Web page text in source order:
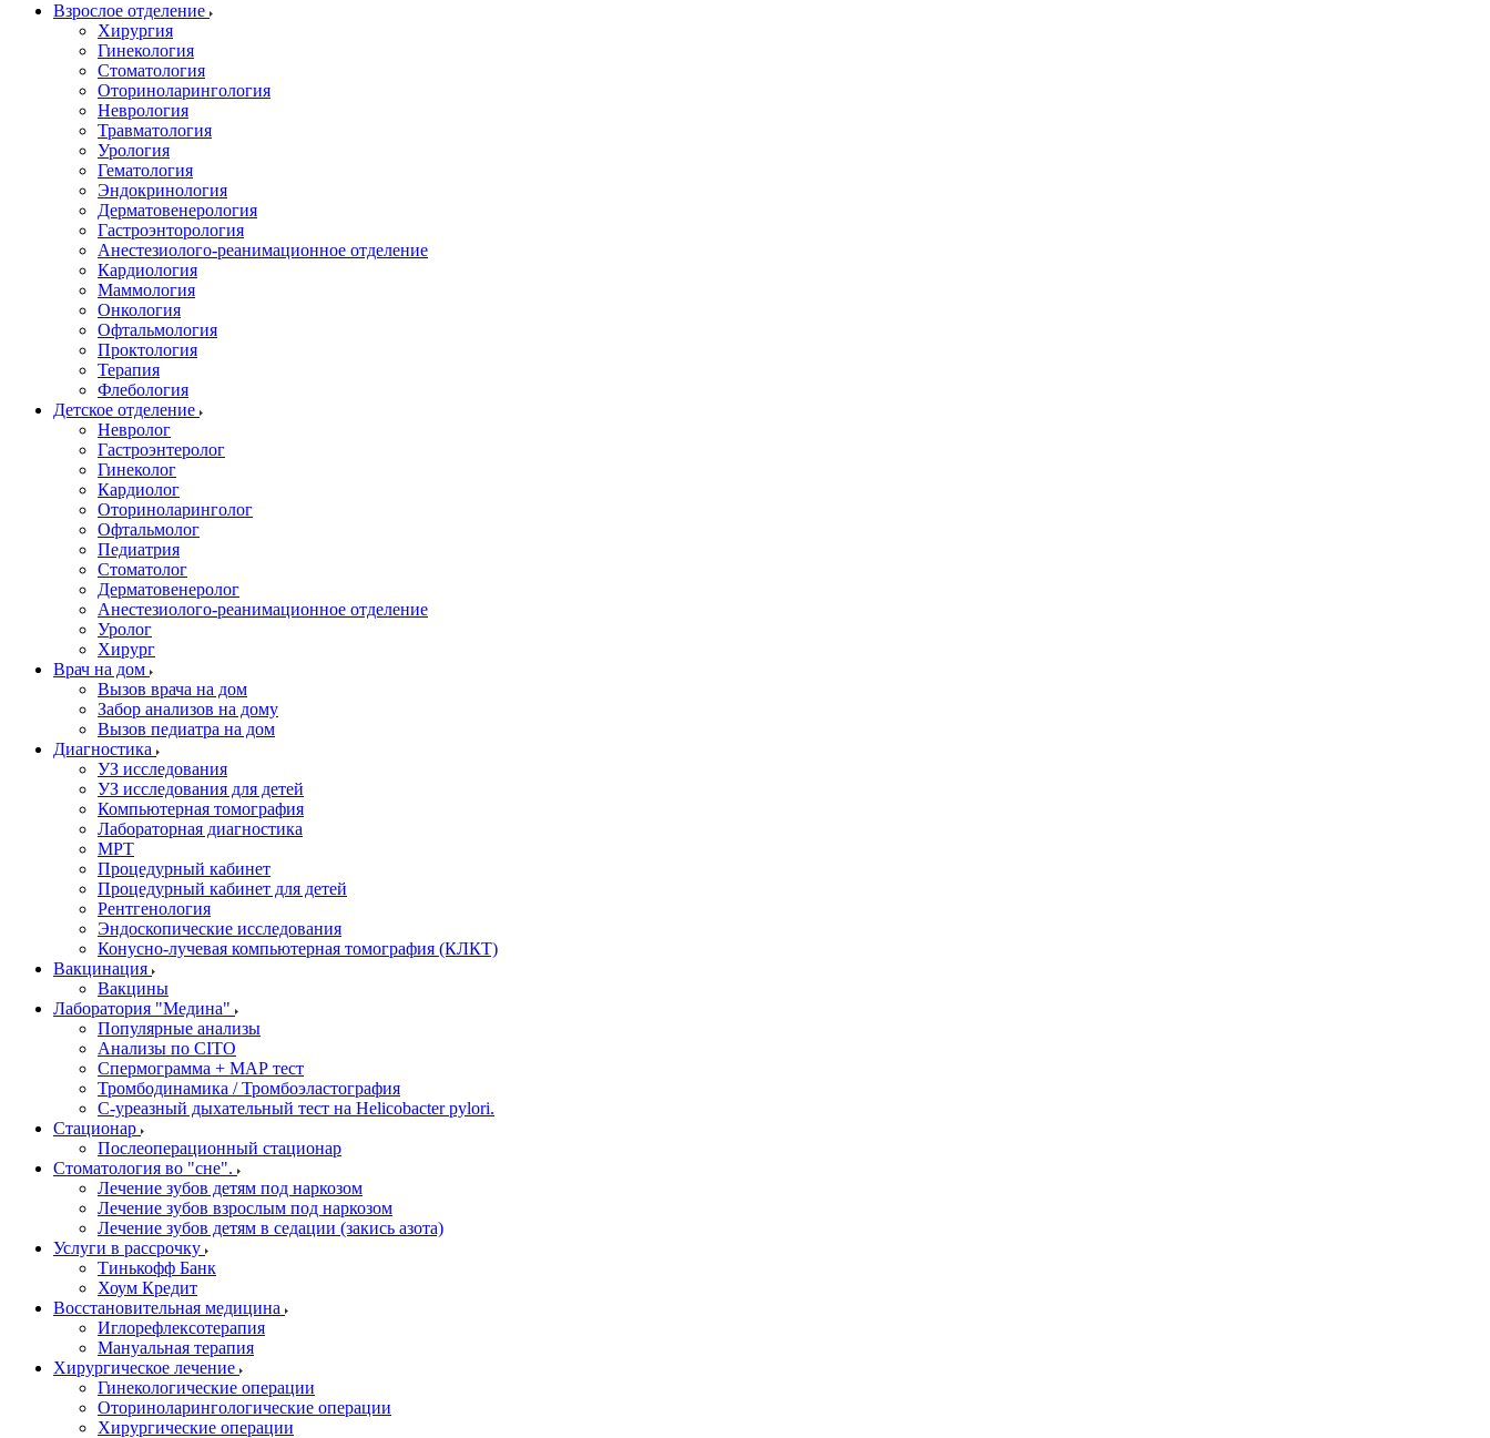
Взрослое отделение
Хирургия
Гинекология
Стоматология
Оториноларингология
Неврология
Травматология
Урология
Гематология
Эндокринология
Дерматовенерология
Гастроэнторология
Анестезиолого-реанимационное отделение
Кардиология
Маммология
Онкология
Офтальмология
Проктология
Терапия
Флебология
Детское отделение
Невролог
Гастроэнтеролог
Гинеколог
Кардиолог
Оториноларинголог
Офтальмолог
Педиатрия
Стоматолог
Дерматовенеролог
Анестезиолого-реанимационное отделение
Уролог
Хирург
Врач на дом
Вызов врача на дом
Забор анализов на дому
Вызов педиатра на дом
Диагностика
УЗ исследования
УЗ исследования для детей
Компьютерная томография
Лабораторная диагностика
МРТ
Процедурный кабинет
Процедурный кабинет для детей
Рентгенология
Эндоскопические исследования
Конусно-лучевая компьютерная томография (КЛКТ)
Вакцинация
Вакцины
Лаборатория "Медина"
Популярные анализы
Анализы по CITO
Спермограмма + МАР тест
Тромбодинамика / Тромбоэластография
С-уреазный дыхательный тест на Helicobacter pylori.
Стационар
Послеоперационный стационар
Стоматология во "сне".
Лечение зубов детям под наркозом
Лечение зубов взрослым под наркозом
Лечение зубов детям в седации (закись азота)
Услуги в рассрочку
Тинькофф Банк
Хоум Кредит
Восстановительная медицина
Иглорефлексотерапия
Мануальная терапия
Хирургическое лечение
Гинекологические операции
Оториноларингологические операции
Хирургические операции